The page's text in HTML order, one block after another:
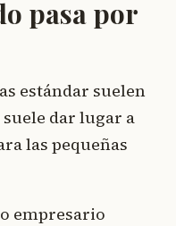
pasa por
estándar suelen
dar lugar a
las pequeñas
empresario